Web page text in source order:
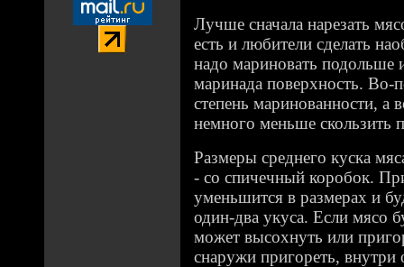
Лучше сначала нарезать
есть и любители сделать
надо мариновать подольше
маринада поверхность. Во-
степень маринованности, а
немного меньше скользить
Размеры среднего куска
- со спичечный коробок.
уменьшится в размерах и
один-два укуса. Если мясо
может высохнуть или
снаружи пригореть, внутри